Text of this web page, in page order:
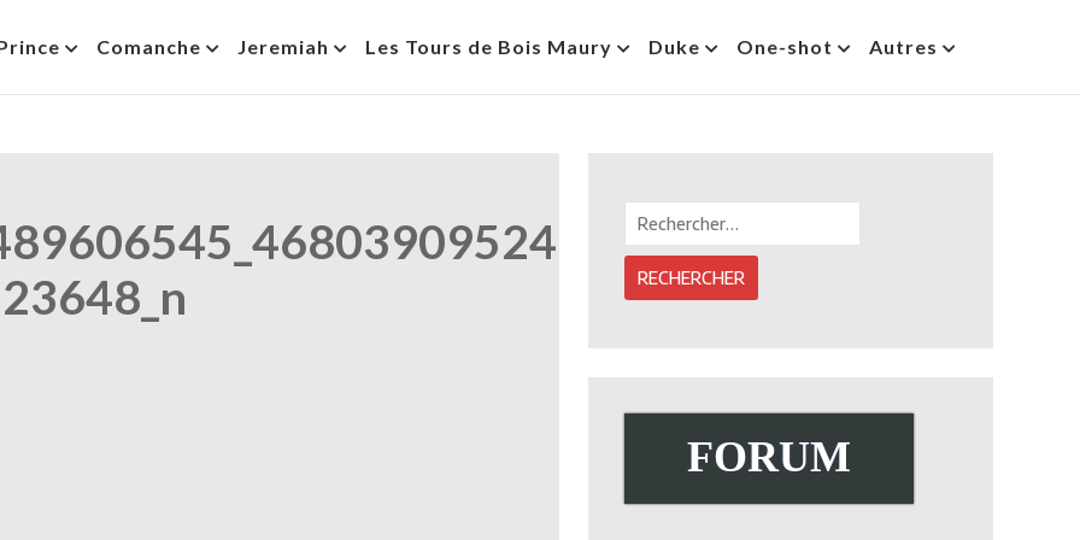
Comanche Jeremiah Les Tours de Bois Maury Duke One-shot Autres
FORUM